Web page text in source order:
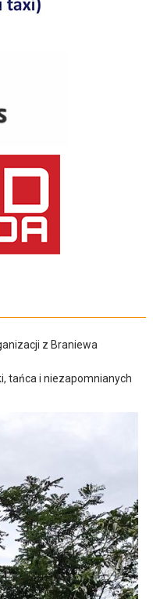
z Braniewa
tańca i niezapomnianych